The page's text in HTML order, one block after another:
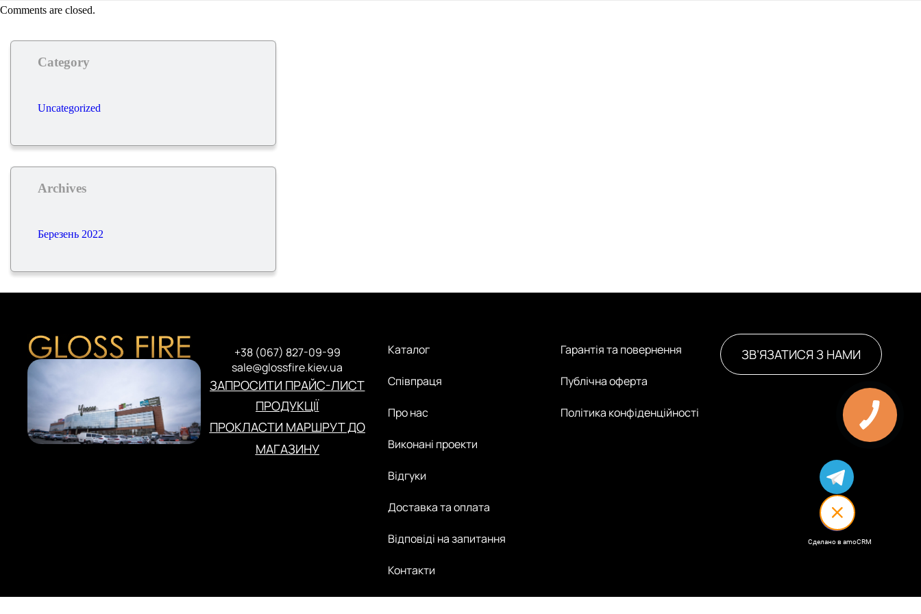
Comments are closed.
Category
Uncategorized
Archives
Березень 2022
+38 (067) 827-09-99
sale@glossfire.kiev.ua
ЗАПРОСИТИ ПРАЙС-ЛИСТ
ПРОДУКЦІЇ
ПРОКЛАСТИ МАРШРУТ ДО
МАГАЗИНУ
Каталог
Співпраця
Про нас
Виконані проекти
Відгуки
Доставка та оплата
Відповіді на запитання
Контакти
Гарантія та повернення
Публічна оферта
Політика конфіденційності
ЗВ’ЯЗАТИСЯ З НАМИ
Сделано в amoCRM